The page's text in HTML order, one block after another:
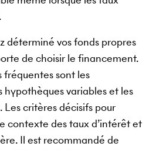
déterminé vos fonds propres
de choisir le financement.
fréquentes sont les
hypothèques variables et les
critères décisifs pour
contexte des taux d’intérêt et
Il est recommandé de